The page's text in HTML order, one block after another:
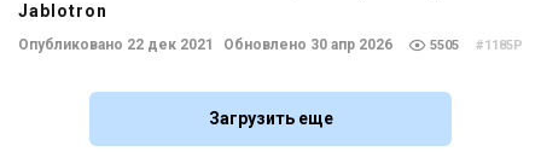
Опубликовано 22 дек 2021 Обновлено 30 апр 2026 5505 #1185P
Jablotron
Загрузить еще